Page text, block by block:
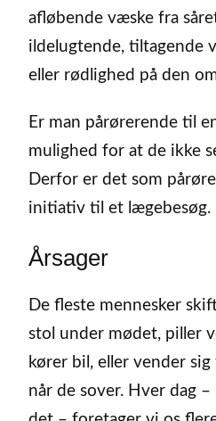
afløbende væske fra
ildelugtende, tiltagende
eller rødlighed på den
Er man pårørerende til
mulighed for at de ikke
Derfor er det som
initiativ til et lægebesøg.
Årsager
De fleste mennesker
stol under mødet, piller
kører bil, eller vender
når de sover. Hver dag